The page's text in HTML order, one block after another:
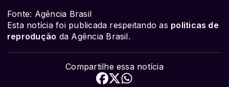
Fonte: Agência Brasil
Esta notícia foi publicada respeitando as políticas de
reprodução da Agência Brasil.
Compartilhe essa notícia